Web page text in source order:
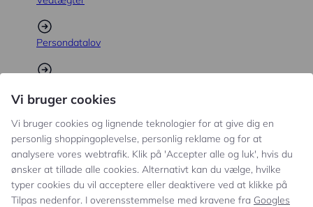
Persondatalov
Strategi for digitale medier
Trivselsundersøgelse
Vi bruger cookies
Vi bruger cookies og lignende teknologier for at give dig en
personlig shoppingoplevelse, personlig reklame og for at
analysere vores webtrafik. Klik på 'Accepter alle og luk', hvis du
ønsker at tillade alle cookies. Alternativt kan du vælge, hvilke
typer cookies du vil acceptere eller deaktivere ved at klikke på
Tilpas nedenfor. I overensstemmelse med kravene fra Googles